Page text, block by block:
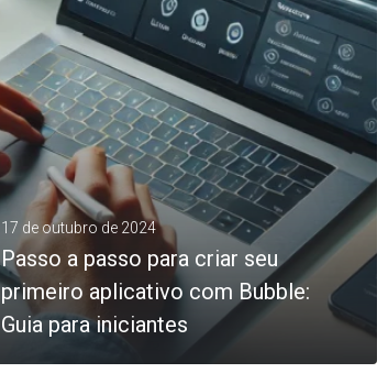
17 de outubro de 2024
Passo a passo para criar seu
primeiro aplicativo com Bubble:
Guia para iniciantes